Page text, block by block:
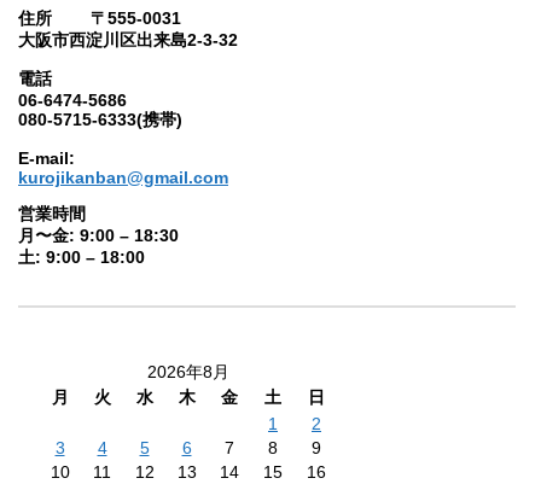
住所 〒555-0031
大阪市西淀川区出来島2-3-32
電話
06-6474-5686
080-5715-6333(携帯)
E-mail:
kurojikanban@gmail.com
営業時間
月〜金: 9:00 – 18:30
土: 9:00 – 18:00
2026年8月
月
火 水 木 金 土
日
1
2
3
4 5 6 7 8
9
10
11 12 13 14 15
16